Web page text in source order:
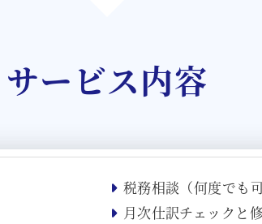
サービス内容
税務相談（何度でも
月次仕訳チェックと